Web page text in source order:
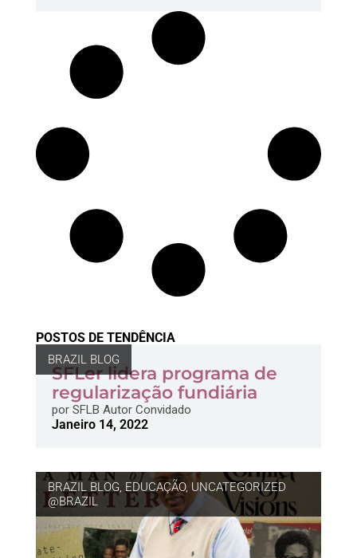
POSTOS DE TENDÊNCIA
BRAZIL BLOG
SFLer lidera programa de
regularização fundiária
porSFLB Autor Convidado
Janeiro 14, 2022
BRAZIL BLOG, EDUCAÇÃO, UNCATEGORIZED
@BRAZIL